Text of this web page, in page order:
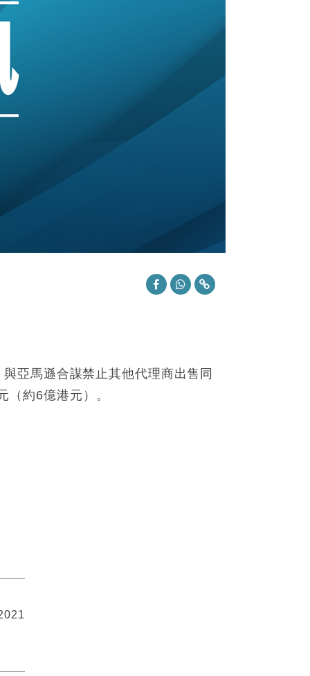
亞馬遜合謀禁止其他代理商出售同
約6億港元）。